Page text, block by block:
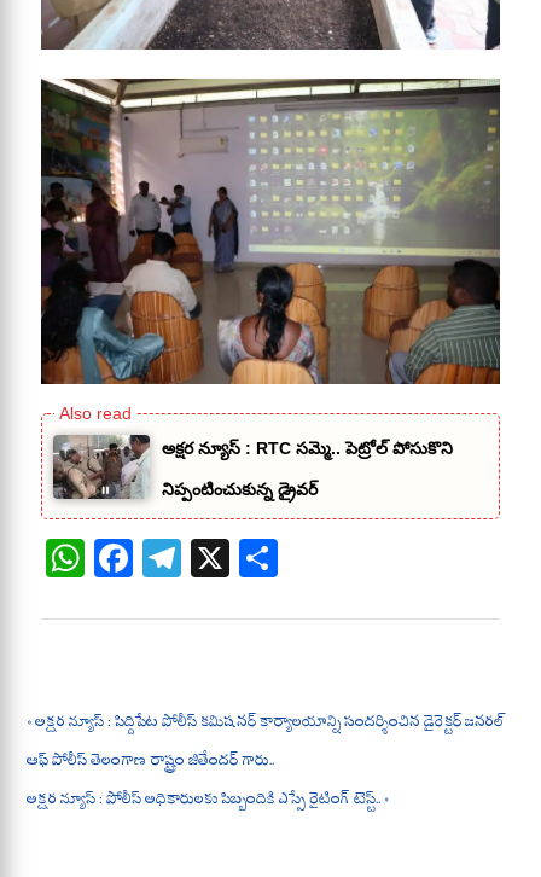
అక్షర న్యూస్ : RTC సమ్మె.. పెట్రోల్ పోసుకొని
నిప్పంటించుకున్న డ్రైవర్
W
ha
ts
pp
Fa
ce
bo
Te
le
gr
m
X ha
re
« అక్షర న్యూస్ : సిద్దిపేట పోలీస్ కమిషనర్ కార్యాలయాన్ని సందర్శించిన డైరెక్టర్ జనరల్
ఆఫ్ పోలీస్ తెలంగాణ రాష్ట్రం జితేందర్ గారు..
అక్షర న్యూస్ : పోలీస్ అధికారులకు సిబ్బందికి ఎస్సే రైటింగ్ టెస్ట్.. »